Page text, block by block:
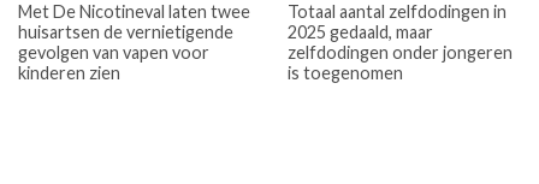
Met De Nicotineval laten twee
huisartsen de vernietigende
gevolgen van vapen voor
kinderen zien
Totaal aantal zelfdodingen in
2025 gedaald, maar
zelfdodingen onder jongeren
is toegenomen